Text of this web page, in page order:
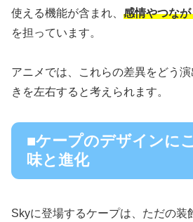
使える機能が含まれ、 感情やつな
を担っています。
アニメでは、これらの差異をどう
きを左右すると考えられます。
■ケープのデザインに
味と進化
Skyに登場するケープは、ただの装